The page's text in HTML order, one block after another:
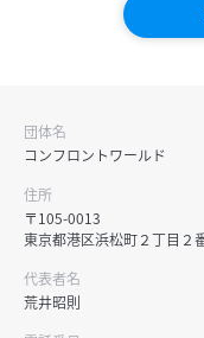
団体名
コンフロントワールド
住所
〒105-0013
東京都港区浜松町２丁目
代表者名
荒井昭則